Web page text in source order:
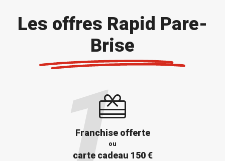
Les offres Rapid Pare-
Brise
Franchise offerte
ou
carte cadeau 150 €